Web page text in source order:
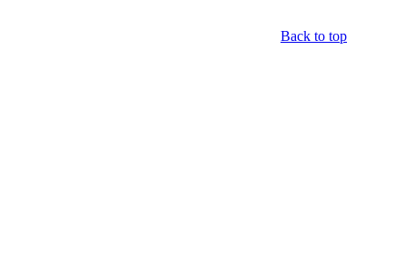
Back to top